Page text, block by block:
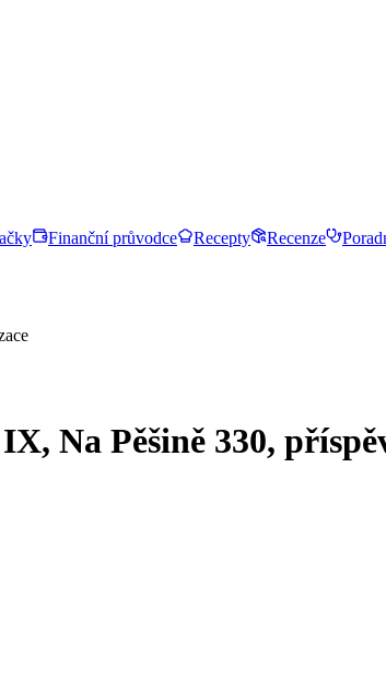
Finanční průvodce Recepty Recenze
Na Pěšině 330,